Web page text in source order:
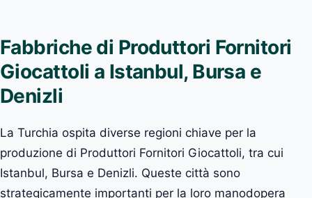
Fabbriche di Produttori Fornitori
Giocattoli a Istanbul, Bursa e
Denizli
La Turchia ospita diverse regioni chiave per la
produzione di Produttori Fornitori Giocattoli, tra cui
Istanbul, Bursa e Denizli. Queste città sono
strategicamente importanti per la loro manodopera